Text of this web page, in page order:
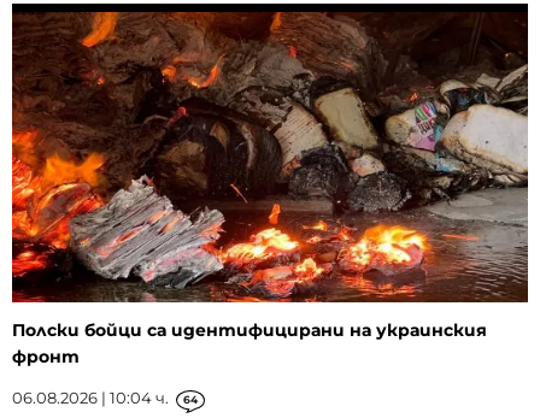
Полски бойци са идентифицирани на украинския
фронт
06.08.2026 | 10:04 ч. 64